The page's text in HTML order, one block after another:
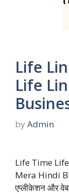
Life
Life
by Admin
Life Time Life
Mera Hindi
एप्लीकेशन और